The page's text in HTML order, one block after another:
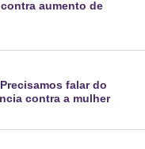
aumento de
falar do
contra a mulher